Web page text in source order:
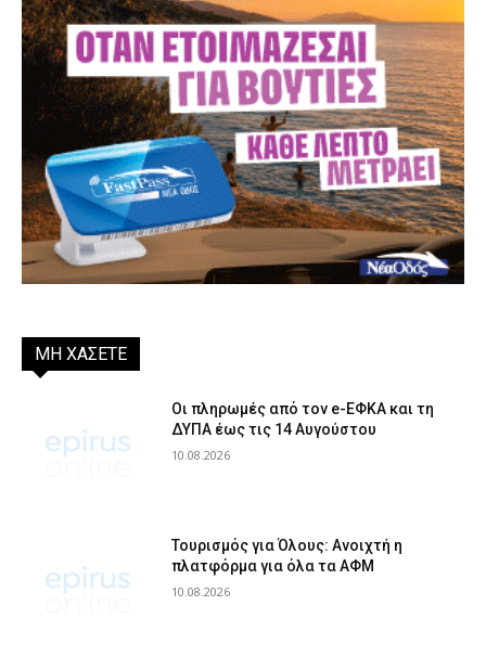
ΜΗ ΧΑΣΕΤΕ
Οι πληρωμές από τον e-ΕΦΚΑ και τη
ΔΥΠΑ έως τις 14 Αυγούστου
10.08.2026
Τουρισμός για Όλους: Ανοιχτή η
πλατφόρμα για όλα τα ΑΦΜ
10.08.2026